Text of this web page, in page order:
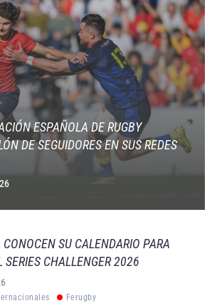
ESPAÑOLA DE RUGBY
DE SEGUIDORES EN SUS REDES
SU CALENDARIO PARA
SERIES CHALLENGER 2026
Ferugby